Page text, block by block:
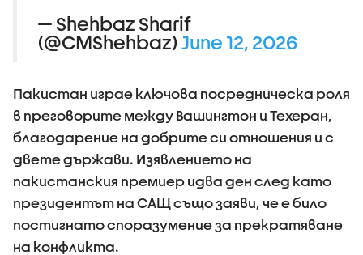
— Shehbaz Sharif
(@CMShehbaz)June 12, 2026
Пакистан играе ключова посредническа роля
в преговорите между Вашингтон и Техеран,
благодарение на добрите си отношения и с
двете държави. Изявлението на
пакистанския премиер идва ден след като
президентът на САЩ също заяви, че е било
постигнато споразумение за прекратяване
на конфликта.